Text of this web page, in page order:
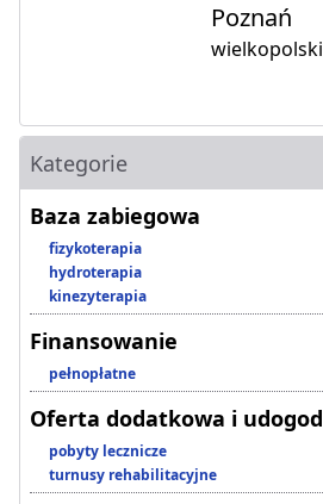
Poznań
Kategorie
Baza zabiegowa
fizykoterapia
hydroterapia
kinezyterapia
Finansowanie
pełnopłatne
Oferta dodatkowa i
pobyty lecznicze
turnusy rehabilitacyjne